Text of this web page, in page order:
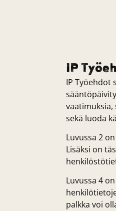
IP
IP Työehdot
vaatimuksia,
sekä luoda
Luvussa 2
Lisäksi on
Luvussa 4
palkka voi